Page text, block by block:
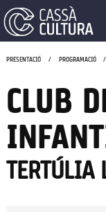
PRESENTACIÓ PROGRAMACIÓ
CLUB
TERTÚLIA